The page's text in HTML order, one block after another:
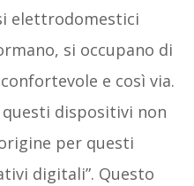
elettrodomestici
si occupano di
e così via.
dispositivi non
per questi
digitali”. Questo